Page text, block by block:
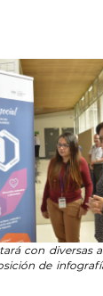
con diversas
de